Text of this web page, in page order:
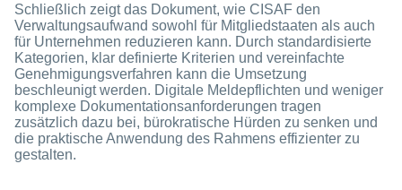
Schließlich zeigt das Dokument, wie CISAF den
Verwaltungsaufwand sowohl für Mitgliedstaaten als auch
für Unternehmen reduzieren kann. Durch standardisierte
Kategorien, klar definierte Kriterien und vereinfachte
Genehmigungsverfahren kann die Umsetzung
beschleunigt werden. Digitale Meldepflichten und weniger
komplexe Dokumentationsanforderungen tragen
zusätzlich dazu bei, bürokratische Hürden zu senken und
die praktische Anwendung des Rahmens effizienter zu
gestalten.